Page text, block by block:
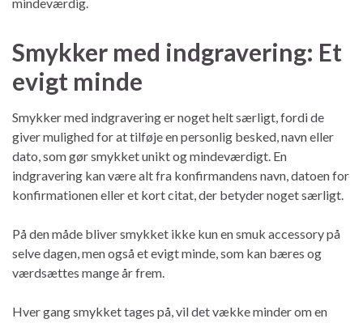
Smykker med indgravering: Et
evigt minde
Smykker med indgravering er noget helt særligt, fordi de
giver mulighed for at tilføje en personlig besked, navn eller
dato, som gør smykket unikt og mindeværdigt. En
indgravering kan være alt fra konfirmandens navn, datoen for
konfirmationen eller et kort citat, der betyder noget særligt.
På den måde bliver smykket ikke kun en smuk accessory på
selve dagen, men også et evigt minde, som kan bæres og
værdsættes mange år frem.
Hver gang smykket tages på, vil det vække minder om en